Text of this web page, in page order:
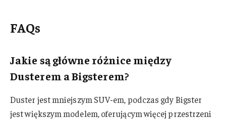
FAQs
Jakie są główne różnice między
Dusterem a Bigsterem?
Duster jest mniejszym SUV-em, podczas gdy Bigster
jest większym modelem, oferującym więcej przestrzeni